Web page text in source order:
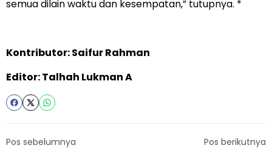
semua dilain waktu dan kesempatan,” tutupnya. *
Kontributor: Saifur Rahman
Editor: Talhah Lukman A
Pos sebelumnya
Pos berikutnya